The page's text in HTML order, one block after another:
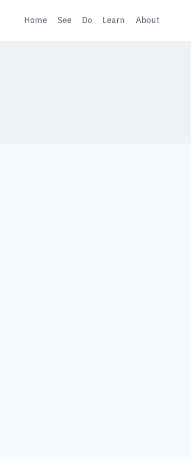
Home See Do Learn About